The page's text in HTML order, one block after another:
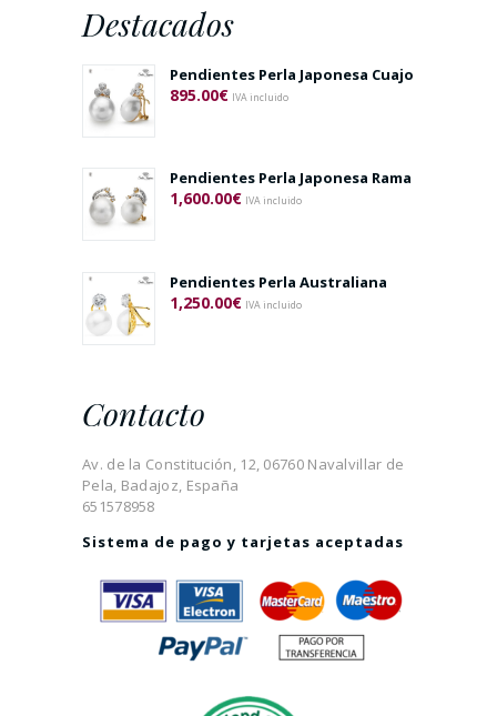
Destacados
Pendientes Perla Japonesa Cuajo
895.00€ IVA incluido
Pendientes Perla Japonesa Rama
1,600.00€ IVA incluido
Pendientes Perla Australiana
1,250.00€ IVA incluido
Contacto
Av. de la Constitución, 12, 06760 Navalvillar de
Pela, Badajoz, España
651578958
Sistema de pago y tarjetas aceptadas